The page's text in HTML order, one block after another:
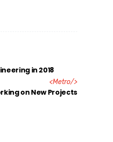
in 2018
<Metro/>
on New Projects